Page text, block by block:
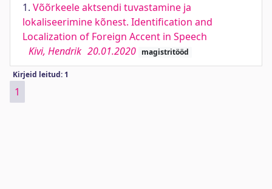
1. Võõrkeele aktsendi tuvastamine ja
lokaliseerimine kõnest. Identification and
Localization of Foreign Accent in Speech
Kivi, Hendrik 20.01.2020 magistritööd
Kirjeid leitud: 1
1